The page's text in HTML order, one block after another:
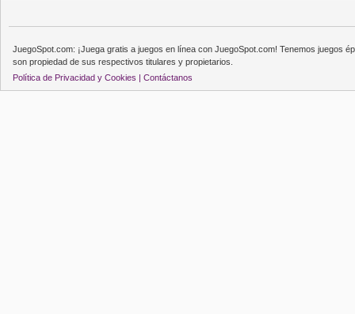
JuegoSpot.com: ¡Juega gratis a juegos en línea con JuegoSpot.com! Tenemos juegos
son propiedad de sus respectivos titulares y propietarios.
Política de Privacidad y Cookies | Contáctanos